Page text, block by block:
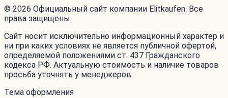
© 2026 Официальный сайт компании Elitkaufen. Все
права защищены.
Сайт носит исключительно информационный характер и
ни при каких условиях не является публичной офертой,
определяемой положениями ст. 437 Гражданского
кодекса РФ. Актуальную стоимость и наличие товаров
просьба уточнять у менеджеров.
Тема оформления